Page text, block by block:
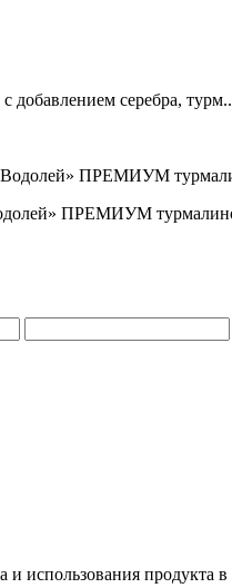
добавлением серебра,
ПРЕМИУМ
использования продукта